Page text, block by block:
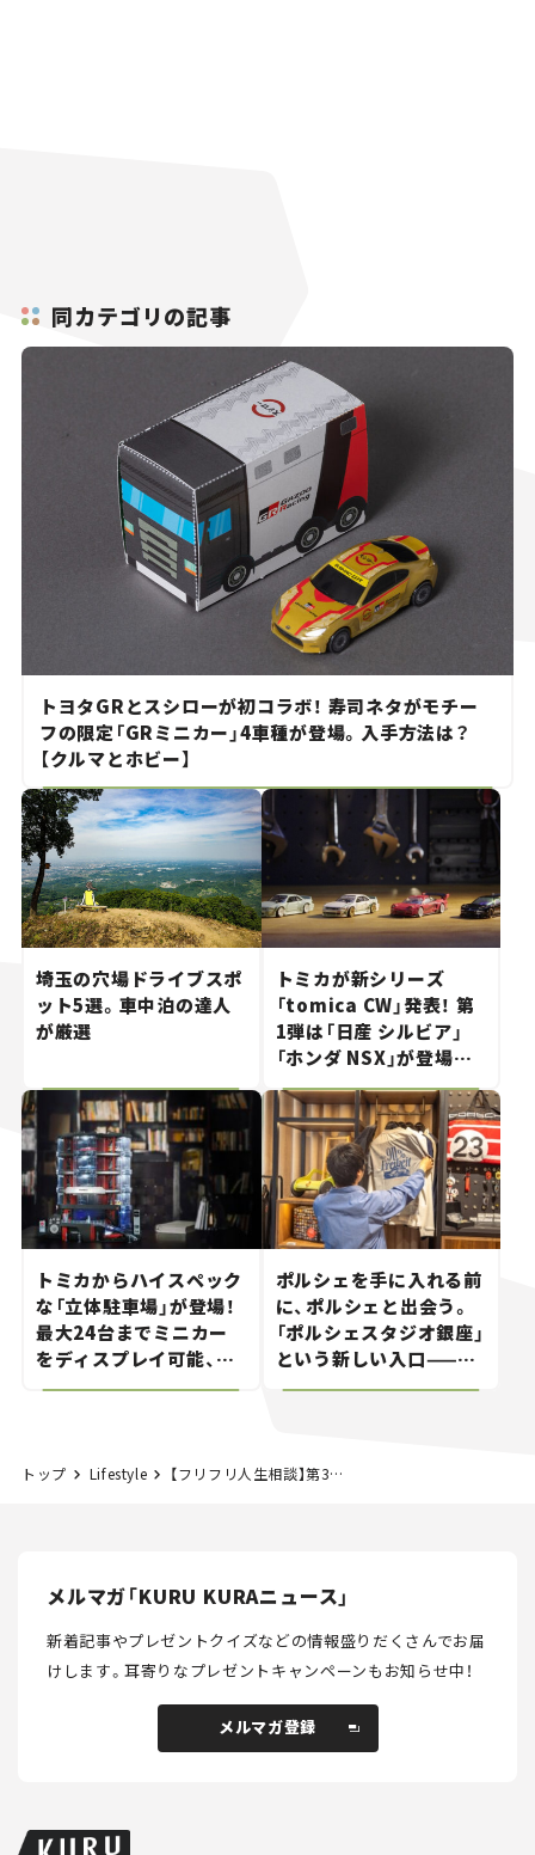
同カテゴリの記事
トヨタGRとスシローが初コラボ！ 寿司ネタがモチー
フの限定「GRミニカー」4車種が登場。入手方法は？
【クルマとホビー】
埼玉の穴場ドライブスポ
ット5選。車中泊の達人
が厳選
トミカが新シリーズ
「tomica CW」発表！ 第
1弾は「日産 シルビア」
「ホンダ NSX」が登場。
世界が注目す
る“JDM"に焦点【クルマ
とホビー】
トミカからハイスペック
な「立体駐車場」が登場！
最大24台までミニカー
をディスプレイ可能、特
別な「日産 GT-R
ポルシェを手に入れる前
に、ポルシェと出会う。
「ポルシェスタジオ銀座」
という新しい入口——連
載｜CCGとクルマでどう
トップ Lifestyle 【フリフリ人生相談】第391話「転職サイトのCMを見てアセる」
メルマガ「KURU KURAニュース」
新着記事やプレゼントクイズなどの情報盛りだくさんでお届
けします。耳寄りなプレゼントキャンペーンもお知らせ中！
メルマガ登録